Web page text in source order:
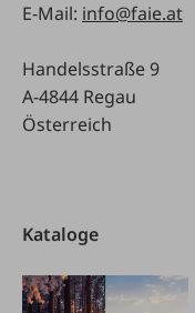
E-Mail: info@faie.at
Handelsstraße 9
A-4844 Regau
Österreich
Kataloge